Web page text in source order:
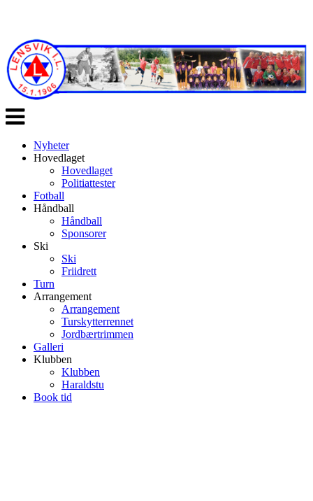
Veksle
navigasjon
Nyheter
Hovedlaget
Hovedlaget
Politiattester
Fotball
Håndball
Håndball
Sponsorer
Ski
Ski
Friidrett
Turn
Arrangement
Arrangement
Turskytterrennet
Jordbærtrimmen
Galleri
Klubben
Klubben
Haraldstu
Book tid